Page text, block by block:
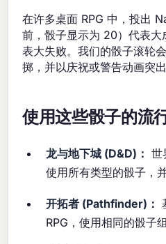
在许多桌面 RPG 中，投出
前，骰子显示为 20）代表
表大失败。我们的骰子滚轮
掷，并以庆祝或警告动画突出
使用这些骰子的流
龙与地下城 (D&D)： 世
使用所有类型的骰子，
开拓者 (Pathfinder)：
RPG，使用相同的骰子组